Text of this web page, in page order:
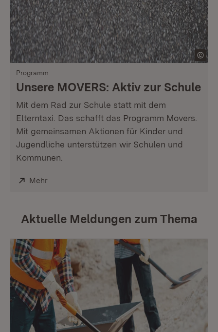
Programm
Unsere MOVERS: Aktiv zur Schule
Mit dem Rad zur Schule statt mit dem
Elterntaxi. Das schafft das Programm Movers.
Mit gemeinsamen Aktionen für Kinder und
Jugendliche unterstützen wir Schulen und
Kommunen.
Extern:
Mehr(Öffnet in neuem Fenster)
Aktuelle Meldungen zum Thema